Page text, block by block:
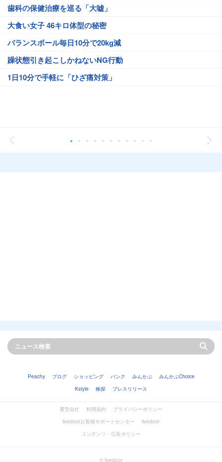
歯科の保健治療を巡る「大嘘」
大食い女子 46キロ体型の秘密
バランスボール毎日10分で20kg減
躁状態引き起こしかねないNG行動
1日10分で手軽に「ひざ痛対策」
Peachy ブログ ショッピング バンク みんかぶ
みんかぶChoice
Kstyle
株探 プレスリリース
運営会社 利用規約
プライバシーポリシー
livedoorお客様サポートセンター
livedoor
コンテンツ・広告ポリシー
© livedoor